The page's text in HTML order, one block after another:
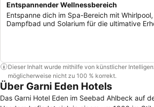
Entspannender Wellnessbereich
Entspanne dich im Spa-Bereich mit Whirlpool,
Dampfbad und Solarium für die ultimative
Dieser Inhalt wurde mithilfe von künstlicher
möglicherweise nicht zu 100 % korrekt.
Über Garni Eden Hotels
Das Garni Hotel Eden im Seebad Ahlbeck auf